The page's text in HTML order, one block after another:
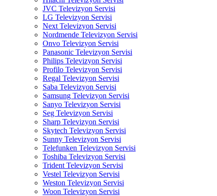
JVC Televizyon Servisi
LG Televizyon Servisi
Next Televizyon Servisi
Nordmende Televizyon Servisi
Onvo Televizyon Servisi
Panasonic Televizyon Servisi
Philips Televizyon Servisi
Profilo Televizyon Servisi
Regal Televizyon Servisi
Saba Televizyon Servisi
Samsung Televizyon Servisi
Sanyo Televizyon Servisi
Seg Televizyon Servisi
Sharp Televizyon Servisi
Skytech Televizyon Servisi
Sunny Televizyon Servisi
Telefunken Televizyon Servisi
Toshiba Televizyon Servisi
Trident Televizyon Servisi
Vestel Televizyon Servisi
Weston Televizyon Servisi
Woon Televizyon Servisi